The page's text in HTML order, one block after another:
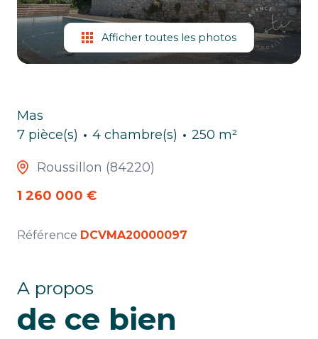
Afficher toutes les photos
Mas
7 pièce(s)
4 chambre(s) 250 m²
Roussillon (84220)
1 260 000 €
Référence DCVMA20000097
A propos
de ce bien